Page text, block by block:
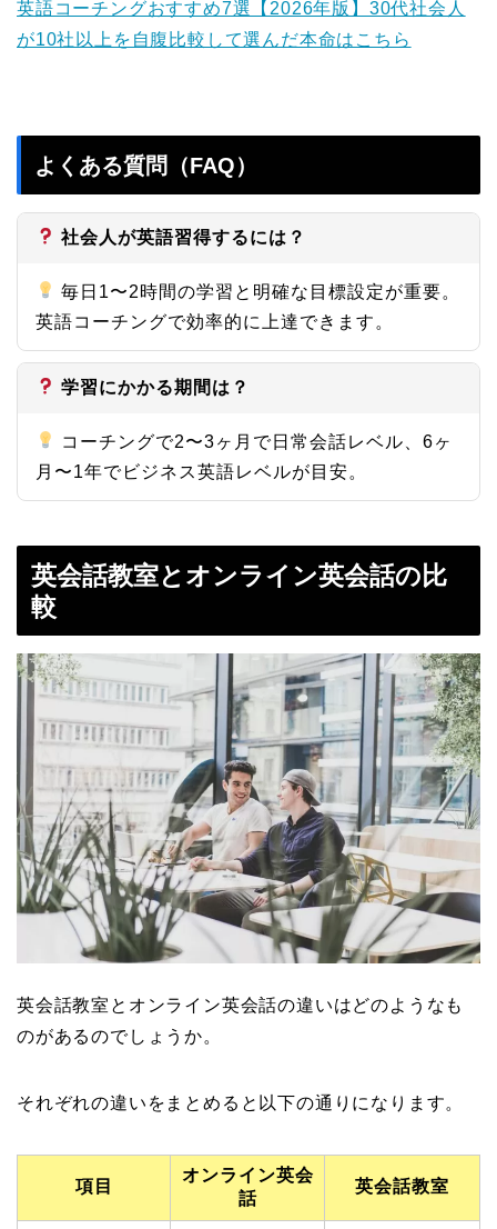
英語コーチングおすすめ7選【2026年版】30代社会人
が10社以上を自腹比較して選んだ本命はこちら
よくある質問（FAQ）
社会人が英語習得するには？
毎日1〜2時間の学習と明確な目標設定が重要。
英語コーチングで効率的に上達できます。
学習にかかる期間は？
コーチングで2〜3ヶ月で日常会話レベル、6ヶ
月〜1年でビジネス英語レベルが目安。
英会話教室とオンライン英会話の比
較
英会話教室とオンライン英会話の違いはどのようなも
のがあるのでしょうか。
それぞれの違いをまとめると以下の通りになります。
項目
オンライン英会
話
英会話教室